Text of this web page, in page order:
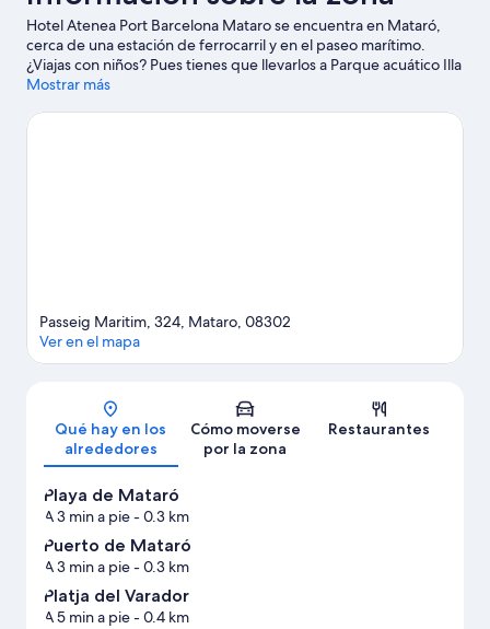
Hotel Atenea Port Barcelona Mataro se encuentra en Mataró,
cerca de una estación de ferrocarril y en el paseo marítimo.
¿Viajas con niños? Pues tienes que llevarlos a Parque acuático Illa
Fantasia, ¡se lo pasarán en grande! También puedes aprovechar
la oportunidad de disfrutar del agua realizando actividades
Mostrar más
Mapa
Passeig Maritim, 324, Mataro, 08302
Ver en el mapa
Qué hay en los
alrededores
Cómo moverse
por la zona
Restaurantes
Playa de Mataró
A 3 min a pie- 0.3 km
Puerto de Mataró
A 3 min a pie- 0.3 km
Platja del Varador
A 5 min a pie- 0.4 km